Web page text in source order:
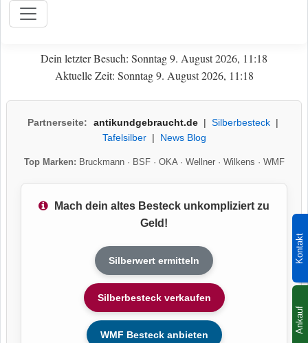
Kontakt
Ankauf
Dein letzter Besuch: Sonntag 9. August 2026, 11:18
Aktuelle Zeit: Sonntag 9. August 2026, 11:18
Partnerseite: antikundgebraucht.de| Silberbesteck|
Tafelsilber| News Blog
Top Marken: Bruckmann· BSF· OKA· Wellner· Wilkens · WMF
Mach dein altes Besteck unkompliziert zu
Geld!
Silberwert ermitteln
Silberbesteck verkaufen
WMF Besteck anbieten